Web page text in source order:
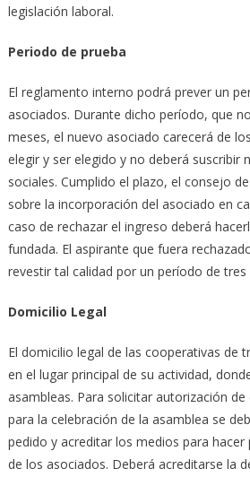
legislación laboral.
Periodo de prueba
El reglamento interno podrá prever un
asociados. Durante dicho período, que
meses, el nuevo asociado carecerá de
elegir y ser elegido y no deberá suscribir
sociales. Cumplido el plazo, el consejo
sobre la incorporación del asociado en
caso de rechazar el ingreso deberá
fundada. El aspirante que fuera
revestir tal calidad por un período de tres
Domicilio Legal
El domicilio legal de las cooperativas de
en el lugar principal de su actividad,
asambleas. Para solicitar autorización
para la celebración de la asamblea se
pedido y acreditar los medios para hacer
de los asociados. Deberá acreditarse la